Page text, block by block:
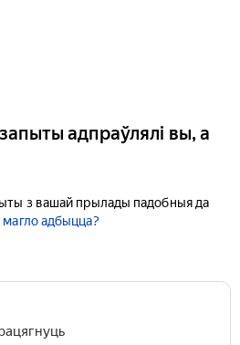
адпраўлялі вы, а
з вашай прылады падобныя да
магло адбыцца?